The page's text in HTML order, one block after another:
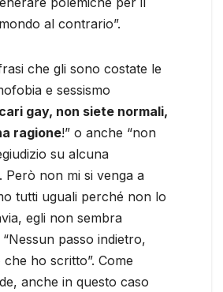
al contrario”.
che gli sono costate le
e sessismo
cari gay, non siete normali,
ragione!” o anche “non
su alcuna
Però non mi si venga a
tutti uguali perché non lo
egli non sembra
passo indietro,
ho scritto”. Come
anche in questo caso